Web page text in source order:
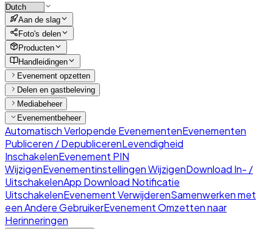
Aan de slag
Foto's delen
Producten
Handleidingen
Evenement opzetten
Delen en gastbeleving
Mediabeheer
Evenementbeheer
Automatisch Verlopende EvenementenEvenementen
Publiceren / DepublicerenLevendigheid
InschakelenEvenement PIN
WijzigenEvenementinstellingen WijzigenDownload In- /
UitschakelenApp Download Notificatie
UitschakelenEvenement VerwijderenSamenwerken met
een Andere GebruikerEvenement Omzetten naar
Herinneringen